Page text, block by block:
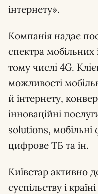
інтернету».
Компанія надає
спектра мобільних
тому числі 4G.
можливості
й інтернету,
інноваційні
solutions, мобільні
цифрове ТБ та ін.
Київстар активно
суспільству і